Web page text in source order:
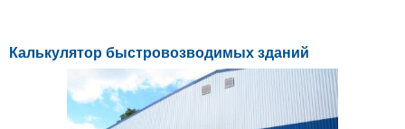
Калькулятор быстровозводимых зданий